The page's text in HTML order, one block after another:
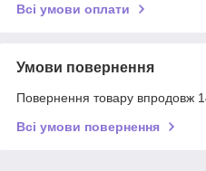
Всі умови оплати
Умови повернення
Повернення товару впродовж
Всі умови повернення